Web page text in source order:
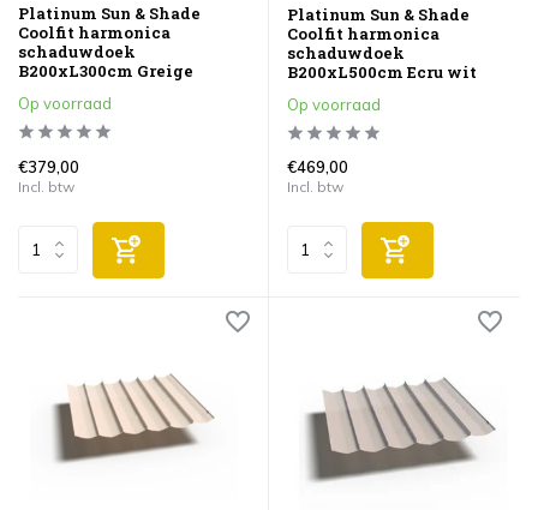
Platinum Sun & Shade
Coolfit harmonica
schaduwdoek
B200xL300cm Greige
Op voorraad
€379,00
Incl. btw
Platinum Sun & Shade
Coolfit harmonica
schaduwdoek
B200xL500cm Ecru wit
Op voorraad
€469,00
Incl. btw